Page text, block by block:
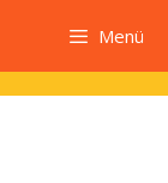
Menü